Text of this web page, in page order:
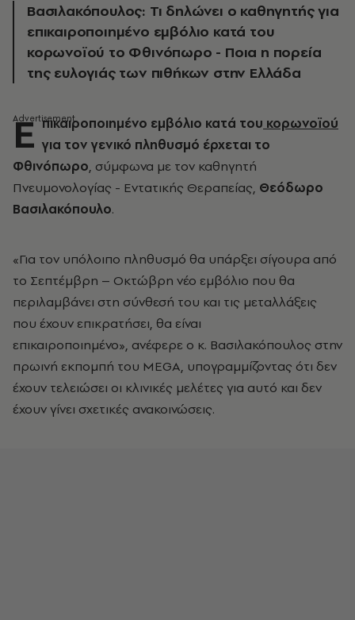
Βασιλακόπουλος: Τι δηλώνει ο καθηγητής για
επικαιροποιημένο εμβόλιο κατά του
κορωνοϊού το Φθινόπωρο - Ποια η πορεία
της ευλογιάς των πιθήκων στην Ελλάδα
Ε πικαιροποιημένο εμβόλιο κατά του κορωνοϊού
για τον γενικό πληθυσμό έρχεται το
Φθινόπωρο, σύμφωνα με τον καθηγητή
Πνευμονολογίας - Εντατικής Θεραπείας, Θεόδωρο
Βασιλακόπουλο.
«Για τον υπόλοιπο πληθυσμό θα υπάρξει σίγουρα από
το Σεπτέμβρη – Οκτώβρη νέο εμβόλιο που θα
περιλαμβάνει στη σύνθεσή του και τις μεταλλάξεις
που έχουν επικρατήσει, θα είναι
επικαιροποιημένο», ανέφερε ο κ. Βασιλακόπουλος στην
πρωινή εκπομπή του MEGA, υπογραμμίζοντας ότι δεν
έχουν τελειώσει οι κλινικές μελέτες για αυτό και δεν
έχουν γίνει σχετικές ανακοινώσεις.